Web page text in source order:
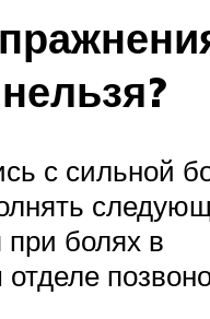
с сильной
болях в